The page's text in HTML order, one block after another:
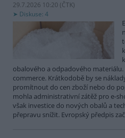
29.7.2026 10:20 (ČTK)
Diskuse: 4
obalového a odpadového materiálu.
commerce. Krátkodobě by se
promítnout do cen zboží nebo do
mohla administrativní zátěž pro e-
však investice do nových obalů a
přepravu snížit. Evropský předpis